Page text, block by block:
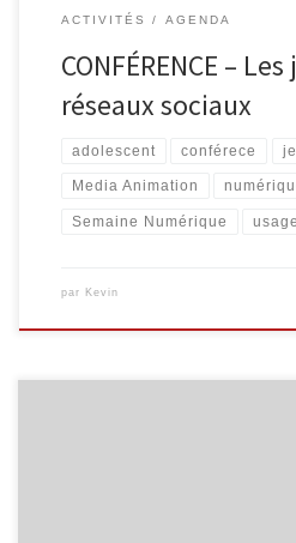
ACTIVITÉS AGENDA
CONFÉRENCE –
réseaux sociaux
adolescent conférece
Media Animation
Semaine Numérique
par Kevin